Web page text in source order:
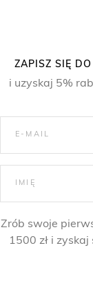
ZAPISZ SIĘ
i uzyskaj 5%
Zrób swoje
1500 zł i